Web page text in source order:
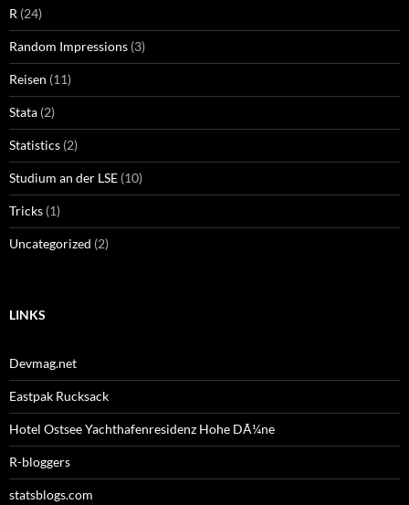
R (24)
Random Impressions (3)
Reisen (11)
Stata (2)
Statistics (2)
Studium an der LSE (10)
Tricks (1)
Uncategorized (2)
LINKS
Devmag.net
Eastpak Rucksack
Hotel Ostsee Yachthafenresidenz Hohe DÃ¼ne
R-bloggers
statsblogs.com